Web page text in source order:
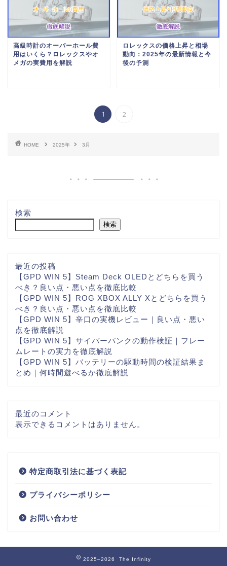
高級時計のオーバーホール費
用はいくら？ロレックスやオ
メガの実費用を解説
ロレックスの価格上昇と相場
動向：2025年の最新情報と今
後の予測
1 2
HOME 2025年 3月
検索
検索
最近の投稿
【GPD WIN 5】Steam Deck OLEDとどちらを買う
べき？良い点・悪い点を徹底比較
【GPD WIN 5】ROG XBOX ALLY Xとどちらを買う
べき？良い点・悪い点を徹底比較
【GPD WIN 5】辛口の実機レビュー｜良い点・悪い
点を徹底解説
【GPD WIN 5】サイバーパンクの動作検証｜フレー
ムレートの実力を徹底解説
【GPD WIN 5】バッテリーの駆動時間の検証結果ま
とめ｜何時間遊べるか徹底解説
最近のコメント
表示できるコメントはありません。
特定商取引法に基づく表記
プライバシーポリシー
お問い合わせ
2025–2026 The Infinity